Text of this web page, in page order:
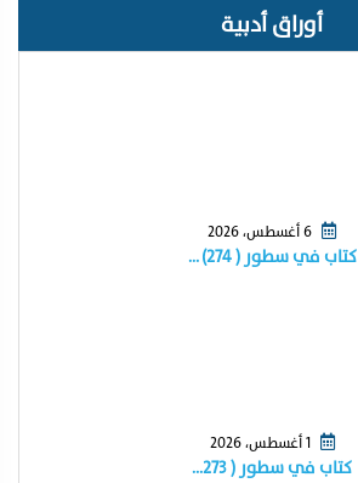
أوراق أدبية
كتاب في سطور ( ٢٧٤) …
1 أغسطس، 2026
كتاب في سطور ( ٢٧٣…